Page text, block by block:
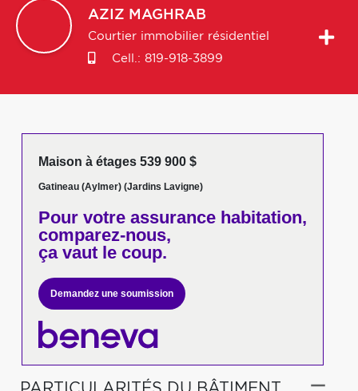
AZIZ MAGHRAB
Courtier immobilier résidentiel
Cell.: 819-918-3899
Maison à étages 539 900 $
Gatineau (Aylmer) (Jardins Lavigne)
Pour votreassurance habitation,
comparez-nous,
ça vaut le coup.
Demandez une soumission